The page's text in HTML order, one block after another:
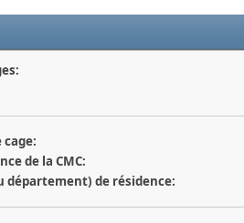
cage:
de la CMC:
département) de résidence: